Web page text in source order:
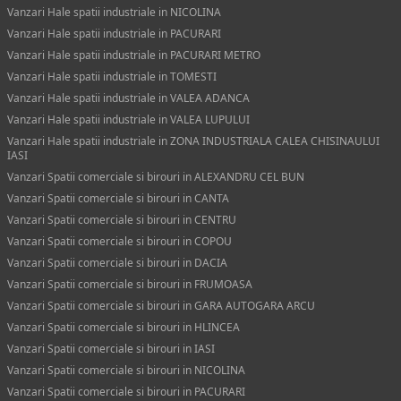
Vanzari Hale spatii industriale in NICOLINA
Vanzari Hale spatii industriale in PACURARI
Vanzari Hale spatii industriale in PACURARI METRO
Vanzari Hale spatii industriale in TOMESTI
Vanzari Hale spatii industriale in VALEA ADANCA
Vanzari Hale spatii industriale in VALEA LUPULUI
Vanzari Hale spatii industriale in ZONA INDUSTRIALA CALEA CHISINAULUI
IASI
Vanzari Spatii comerciale si birouri in ALEXANDRU CEL BUN
Vanzari Spatii comerciale si birouri in CANTA
Vanzari Spatii comerciale si birouri in CENTRU
Vanzari Spatii comerciale si birouri in COPOU
Vanzari Spatii comerciale si birouri in DACIA
Vanzari Spatii comerciale si birouri in FRUMOASA
Vanzari Spatii comerciale si birouri in GARA AUTOGARA ARCU
Vanzari Spatii comerciale si birouri in HLINCEA
Vanzari Spatii comerciale si birouri in IASI
Vanzari Spatii comerciale si birouri in NICOLINA
Vanzari Spatii comerciale si birouri in PACURARI